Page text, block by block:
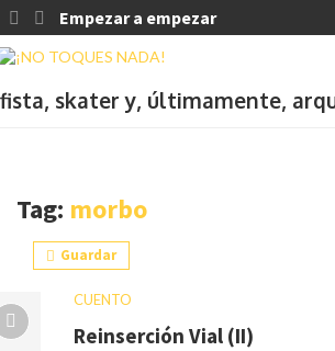
Empezar a empezar
skater y, últimamente,
Tag: morbo
Guardar
CUENTO
Reinserción Vial (II)